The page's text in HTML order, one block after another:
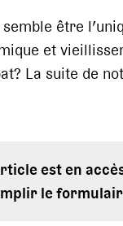
être
et
La suite de
est en
le